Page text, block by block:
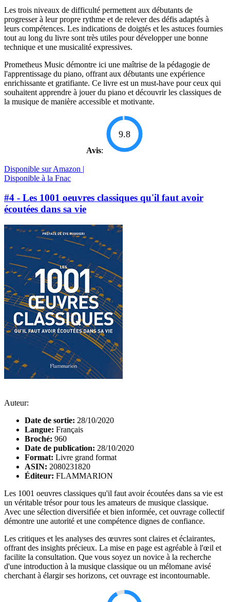
Les trois niveaux de difficulté permettent aux débutants de
progresser à leur propre rythme et de relever des défis adaptés à
leurs compétences. Les indications de doigtés et les astuces fournies
tout au long du livre sont très utiles pour développer une bonne
technique et une musicalité expressives.
Prometheus Music démontre ici une maîtrise de la pédagogie de
l'apprentissage du piano, offrant aux débutants une expérience
enrichissante et gratifiante. Ce livre est un must-have pour ceux qui
souhaitent apprendre à jouer du piano et découvrir les classiques de
la musique de manière accessible et motivante.
Avis:
9.8
Disponible sur Amazon |
Disponible à la Fnac
#4 - Les 1001 oeuvres classiques qu'il faut avoir
écoutées dans sa vie
Auteur:
Date de sortie: 28/10/2020
Langue: Français
Broché: 960
Date de publication: 28/10/2020
Format: Livre grand format
ASIN: 2080231820
Éditeur: FLAMMARION
Les 1001 oeuvres classiques qu'il faut avoir écoutées dans sa vie est
un véritable trésor pour tous les amateurs de musique classique.
Avec une sélection diversifiée et bien informée, cet ouvrage collectif
démontre une autorité et une compétence dignes de confiance.
Les critiques et les analyses des œuvres sont claires et éclairantes,
offrant des insights précieux. La mise en page est agréable à l'œil et
facilite la consultation. Que vous soyez un novice à la recherche
d'une introduction à la musique classique ou un mélomane avisé
cherchant à élargir ses horizons, cet ouvrage est incontournable.